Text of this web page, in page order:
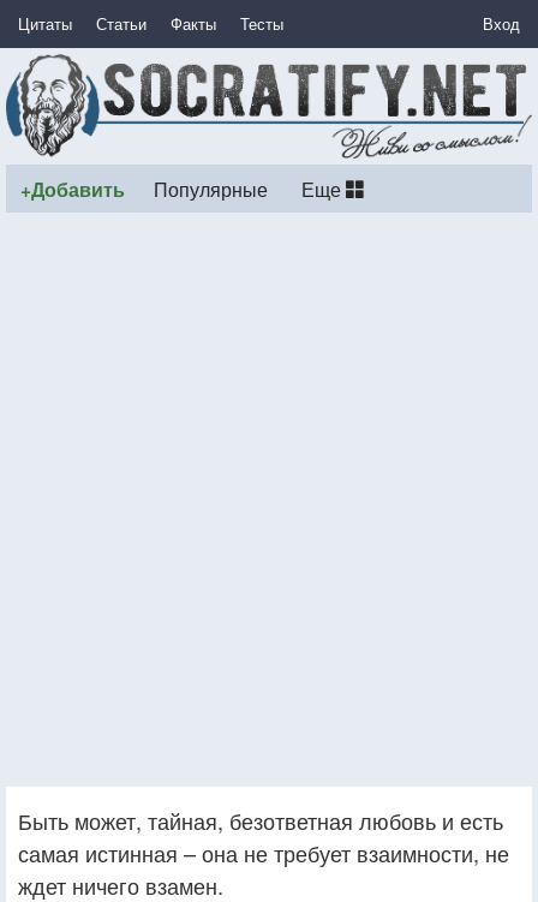
Цитаты Статьи Факты Тесты Вход
+Добавить Популярные Еще
Быть может, тайная, безответная любовь и есть
самая истинная – она не требует взаимности, не
ждет ничего взамен.